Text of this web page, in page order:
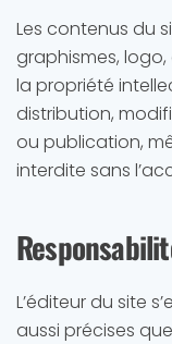
Les contenus du
graphismes,
la propriété
distribution,
ou publication,
interdite sans
L’éditeur du site
aussi précises